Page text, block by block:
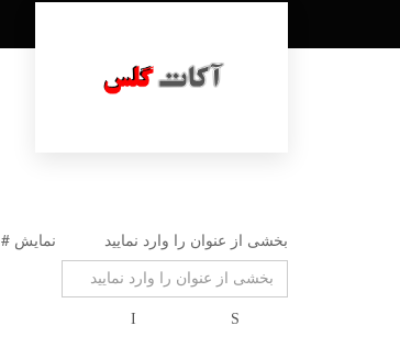
بخشی از عنوان را وارد نمایید نمایش #